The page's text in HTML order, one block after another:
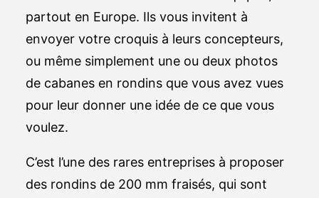
partout en Europe. Ils vous invitent à
envoyer votre croquis à leurs concepteurs,
ou même simplement une ou deux photos
de cabanes en rondins que vous avez vues
pour leur donner une idée de ce que vous
voulez.
C’est l’une des rares entreprises à proposer
des rondins de 200 mm fraisés, qui sont